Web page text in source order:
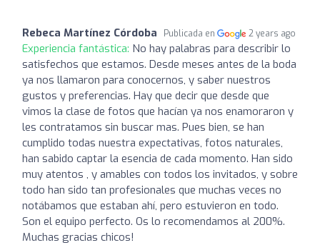
Rebeca Martínez Córdoba Publicada en 2 years ago
Experiencia fantástica: No hay palabras para describir lo
satisfechos que estamos. Desde meses antes de la boda
ya nos llamaron para conocernos, y saber nuestros
gustos y preferencias. Hay que decir que desde que
vimos la clase de fotos que hacían ya nos enamoraron y
les contratamos sin buscar mas. Pues bien, se han
cumplido todas nuestra expectativas, fotos naturales,
han sabido captar la esencia de cada momento. Han sido
muy atentos , y amables con todos los invitados, y sobre
todo han sido tan profesionales que muchas veces no
notábamos que estaban ahí, pero estuvieron en todo.
Son el equipo perfecto. Os lo recomendamos al 200%.
Muchas gracias chicos!